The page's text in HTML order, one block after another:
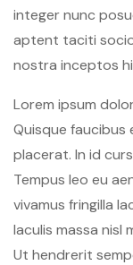
integer nunc
aptent taciti
nostra inceptos
Lorem ipsum
Quisque faucibus
placerat. In id
Tempus leo eu
vivamus fringilla
Iaculis massa nisl
Ut hendrerit